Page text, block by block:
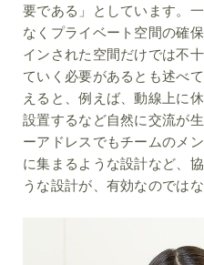
要である」としています。
なくプライベート空間の確
インされた空間だけでは不
ていく必要があるとも述べ
えると、例えば、動線上に
設置するなど自然に交流が
ーアドレスでもチームのメ
に集まるような設計など、
うな設計が、有効なのでは